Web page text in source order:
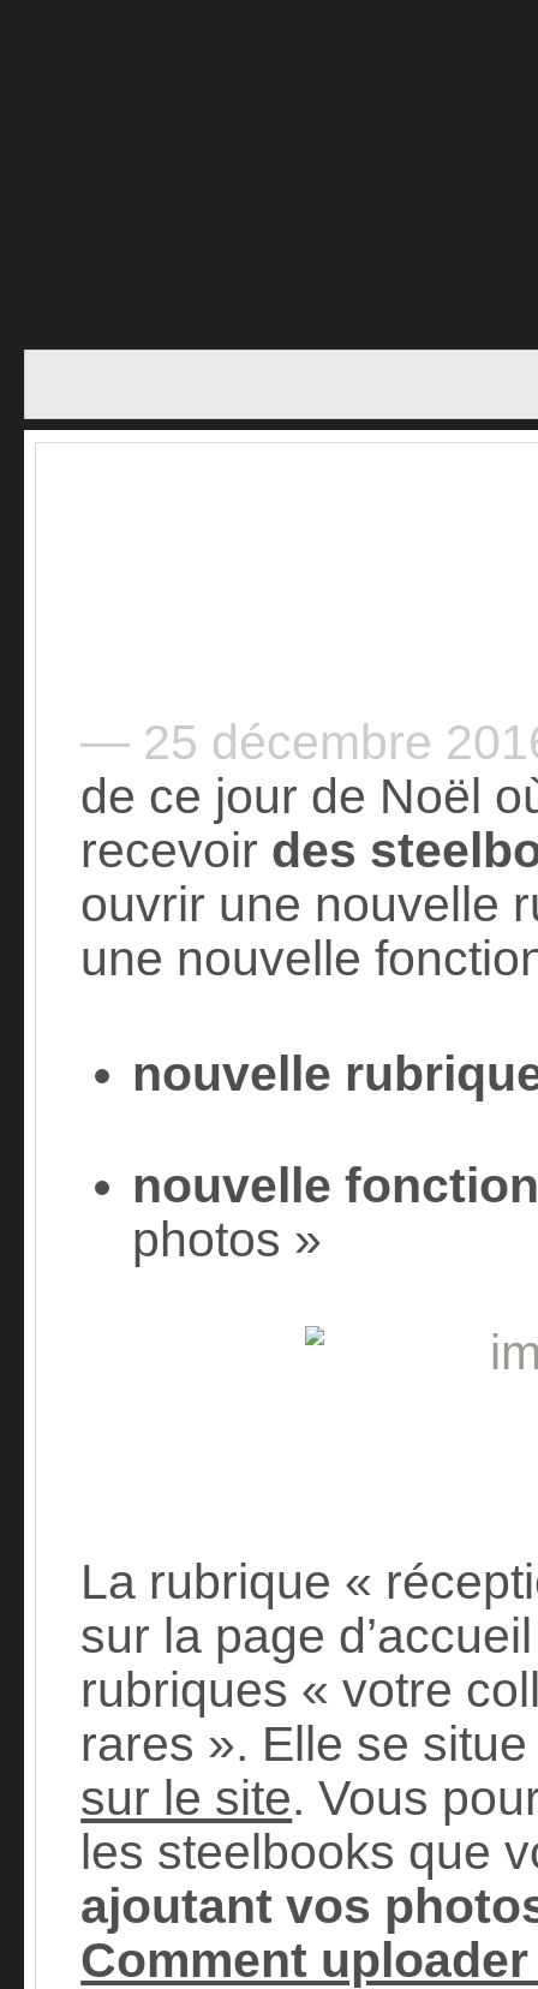
— 25 décembre
de ce jour de Noël
recevoir des
ouvrir une nouvelle
une nouvelle
nouvelle
nouvelle
photos »
La rubrique «
sur la page
rubriques « votre
rares ». Elle se
sur le site. Vous
les steelbooks que
ajoutant vos
Comment